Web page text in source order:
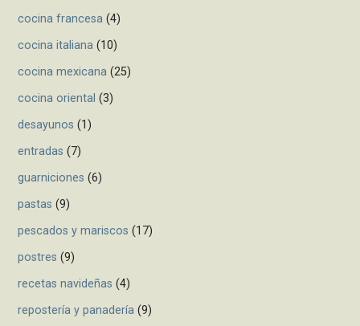
cocina francesa (4)
cocina italiana (10)
cocina mexicana (25)
cocina oriental (3)
desayunos (1)
entradas (7)
guarniciones (6)
pastas (9)
pescados y mariscos (17)
postres (9)
recetas navideñas (4)
repostería y panadería (9)